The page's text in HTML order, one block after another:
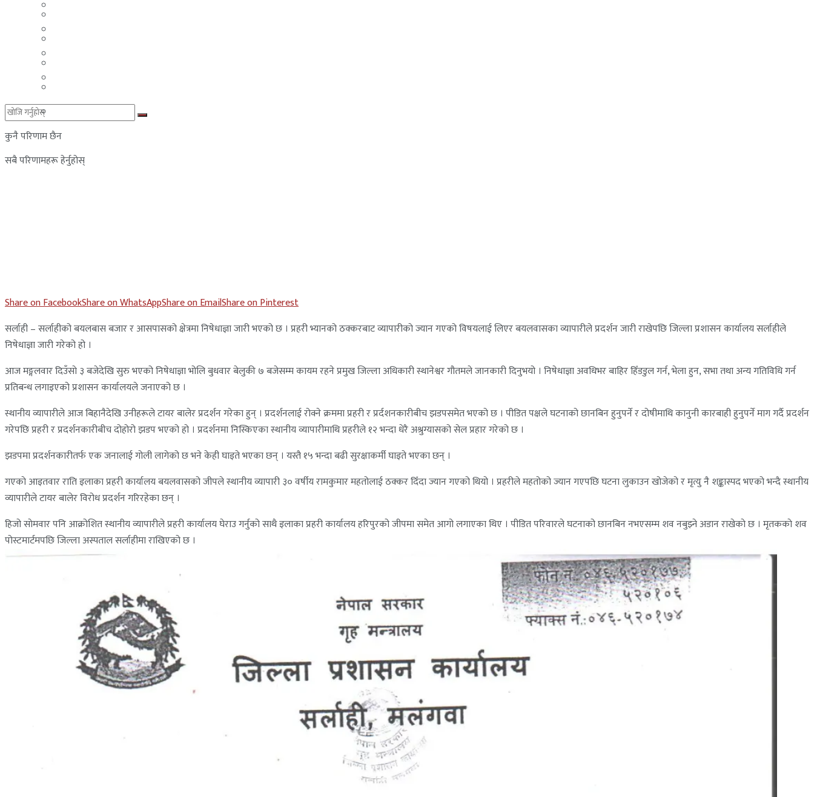
कुनै परिणाम छैन
सबै परिणामहरू हेर्नुहोस्
Share on FacebookShare on WhatsAppShare on EmailShare on Pinterest
सर्लाही – सर्लाहीको बयलबास बजार र आसपासको क्षेत्रमा निषेधाज्ञा जारी भएको छ । प्रहरी भ्यानको ठक्करबाट व्यापारीकाे ज्यान गएको विषयलाई लिएर बयलवासका व्यापारीले प्रदर्शन जारी राखेपछि जिल्ला प्रशासन कार्यालय सर्लाहीले
निषेधाज्ञा जारी गरेको हो ।
आज मङ्गलवार दिउँसाे ३ बजेदेखि सुरु भएको निषेधाज्ञा भोलि बुधवार बेलुकी ७ बजेसम्म कायम रहने प्रमुख जिल्ला अधिकारी स्थानेश्वर गौतमले जानकारी दिनुभयो । निषेधाज्ञा अवधिभर बाहिर हिँडडुल गर्न, भेला हुन, सभा तथा अन्य गतिविधि गर्न
प्रतिबन्ध लगाइएको प्रशासन कार्यालयले जनाएको छ ।
स्थानीय व्यापारीले आज बिहानैदेखि उनीहरूले टायर बालेर प्रदर्शन गरेका हुन् । प्रदर्शनलाई रोक्ने क्रममा प्रहरी र प्रर्दशनकारीबीच झडपसमेत भएको छ । पीडित पक्षले घटनाको छानबिन हुनुपर्ने र दोषीमाथि कानुनी कारबाही हुनुपर्ने माग गर्दै प्रदर्शन
गरेपछि प्रहरी र प्रदर्शनकारीबीच दोहोरो झडप भएको हो । प्रदर्शनमा निस्किएका स्थानीय व्यापारीमाथि प्रहरीले १२ भन्दा धेरै अश्रुग्यासको सेल प्रहार गरेको छ ।
झडपमा प्रदर्शनकारीतर्फ एक जनालाई गोली लागेको छ भने केही घाइते भएका छन् । यस्तै १५ भन्दा बढी सुरक्षाकर्मी घाइते भएका छन् ।
गएकाे आइतवार राति इलाका प्रहरी कार्यालय बयलवासको जीपले स्थानीय व्यापारी ३० वर्षीय रामकुमार महतोलाई ठक्कर दिँदा ज्यान गएको थियो । प्रहरीले महतोको ज्यान गएपछि घटना लुकाउन खोजेको र मृत्यु नै शङ्कास्पद भएको भन्दै स्थानीय
व्यापारीले टायर बालेर विरोध प्रदर्शन गरिरहेका छन् ।
हिजो साेमवार पनि आक्रोशित स्थानीय व्यापारीले प्रहरी कार्यालय घेराउ गर्नुको साथै इलाका प्रहरी कार्यालय हरिपुरको जीपमा समेत आगो लगाएका थिए । पीडित परिवारले घटनाको छानबिन नभएसम्म शव नबुझ्ने अडान राखेकाे छ । मृतककाे शव
पोस्टमार्टमपछि जिल्ला अस्पताल सर्लाहीमा राखिएको छ ।